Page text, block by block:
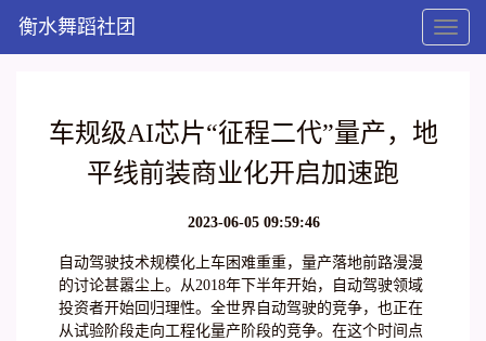
Toggle
衡水舞蹈社团
车规级AI芯片“征程二代”量产，地
平线前装商业化开启加速跑
2023-06-05 09:59:46
自动驾驶技术规模化上车困难重重，量产落地前路漫漫
的讨论甚嚣尘上。从2018年下半年开始，自动驾驶领域
投资者开始回归理性。全世界自动驾驶的竞争，也正在
从试验阶段走向工程化量产阶段的竞争。在这个时间点